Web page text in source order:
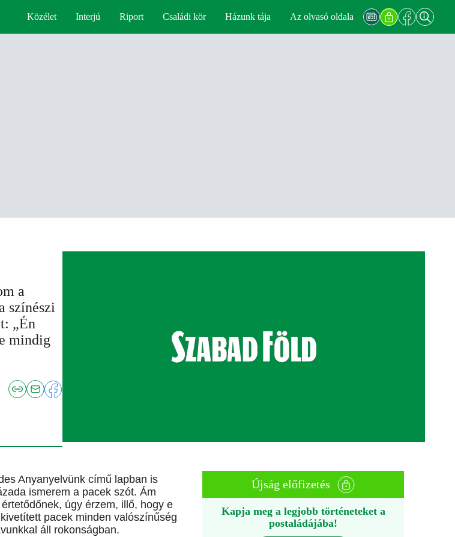
Közélet Interjú Riport Családi kör Házunk tája Az olvasó oldala
a
színészi
„Én
mindig
Anyanyelvünk című lapban is
ismerem a pacek szót. Ám
úgy érzem, illő, hogy e
pacek minden valószínűség
áll rokonságban.
Újság előfizetés
Kapja meg a legjobb történeteket a
postaládájába!